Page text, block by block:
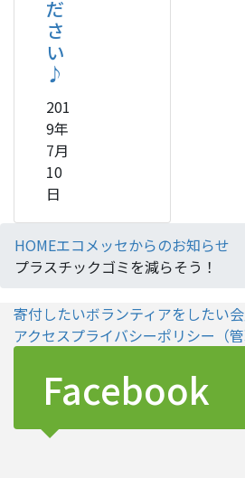
だ
さ
い
♪
201
9年
7月
10
日
HOMEエコメッセからのお知らせ
プラスチックゴミを減らそう！
寄付したいボランティアをしたい
アクセスプライバシーポリシー （
Facebook